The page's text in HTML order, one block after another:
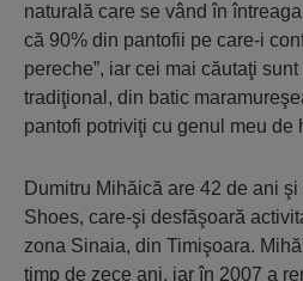
naturală care se vând în
că 90% din pantofii pe care-i
pereche”, iar cei mai căutaţi
tradiţional, din batic
pantofi potriviţi cu genul meu de
Dumitru Mihăică are 42 de ani
Shoes, care-şi desfăşoară
zona Sinaia, din Timişoara.
timp de zece ani, iar în 2007 a